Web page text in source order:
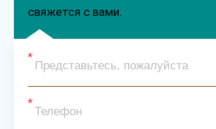
свяжется с вами.